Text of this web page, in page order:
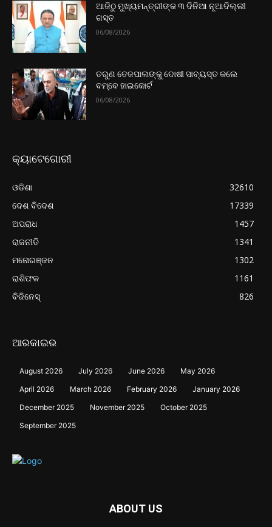
ଆଜିଠୁ ମୁଖ୍ୟମନ୍ତ୍ରୀଙ୍କ ୩ ଦିନିଆ ନୂଆଦିଲ୍ଲୀ
ଗସ୍ତ
06/08/2026
ତରୁଣ ତେଜପାଲଙ୍କୁ ଦୋଷୀ ସାବ୍ୟସ୍ତ କଲେ
ବମ୍ବେ ହାଇକୋର୍ଟ
06/08/2026
କ୍ୟାଟେଗୋରୀ
ଓଡିଶା
32610
ଦେଶ ବିଦେଶ
17339
ଅପରାଧ
1457
ରାଜନୀତି
1341
ମନୋରଞ୍ଜନ
1302
ରାଶିଫଳ
1161
ବିଜିନେସ୍
826
ଆରକାଇଭ
August 2026 July 2026 June 2026
May 2026
April 2026
March 2026 February 2026
January 2026
December 2025
November 2025
October 2025
September 2025
ABOUT US